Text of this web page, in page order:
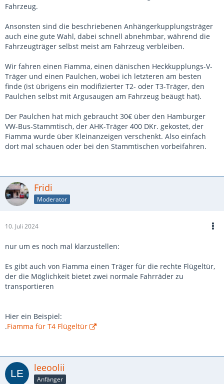
Fahrzeug.
Ansonsten sind die beschriebenen Anhängerkupplungsträger
auch eine gute Wahl, dabei schnell abnehmbar, während die
Fahrzeugträger selbst meist am Fahrzeug verbleiben.
Wir fahren einen Fiamma, einen dänischen Heckkupplungs-V-
Träger und einen Paulchen, wobei ich letzteren am besten
finde (ist übrigens ein modifizierter T2- oder T3-Träger, den
Paulchen selbst mit Argusaugen am Fahrzeug beäugt hat).
Der Paulchen hat mich gebraucht 30€ über den Hamburger
VW-Bus-Stammtisch, der AHK-Träger 400 DKr. gekostet, der
Fiamma wurde über Kleinanzeigen verschenkt. Also einfach
dort mal schauen oder bei den Stammtischen vorbeifahren.
Fridi
Moderator
10. Juli 2024
nur um es noch mal klarzustellen:
Es gibt auch von Fiamma einen Träger für die rechte Flügeltür,
der die Möglichkeit bietet zwei normale Fahrräder zu
transportieren
Hier ein Beispiel:
.Fiamma für T4 Flügeltür
leeoolii
Anfänger